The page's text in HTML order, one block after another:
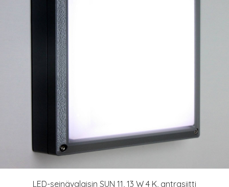
LED-seinävalaisin SUN 11, 13 W 4 K, antrasiitti